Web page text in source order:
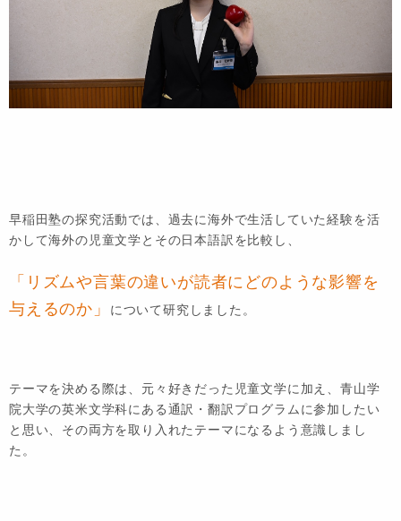
早稲田塾の探究活動では、過去に海外で生活していた経験を活
かして海外の児童文学とその日本語訳を比較し、
「リズムや言葉の違いが読者にどのような影響を
与えるのか」
について研究しました。
テーマを決める際は、元々好きだった児童文学に加え、青山学
院大学の英米文学科にある通訳・翻訳プログラムに参加したい
と思い、その両方を取り入れたテーマになるよう意識しまし
た。